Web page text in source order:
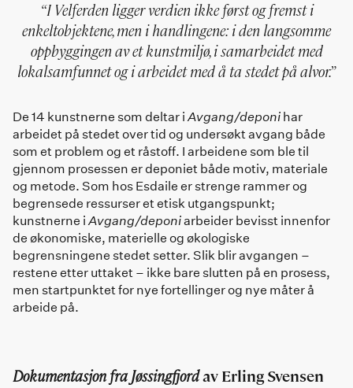
I Velferden ligger verdien ikke først og fremst i
enkeltobjektene, men i handlingene: i den langsomme
oppbyggingen av et kunstmiljø, i samarbeidet med
lokalsamfunnet og i arbeidet med å ta stedet på alvor.
De 14 kunstnerne som deltar iAvgang/deponihar
arbeidet på stedet over tid og undersøkt avgang både
som et problem og et råstoff. I arbeidene som ble til
gjennom prosessen er deponiet både motiv, materiale
og metode. Som hos Esdaile er strenge rammer og
begrensede ressurser et etisk utgangspunkt;
kunstnerne iAvgang/deponiarbeider bevisst innenfor
de økonomiske, materielle og økologiske
begrensningene stedet setter. Slik blir avgangen –
restene etter uttaket – ikke bare slutten på en prosess,
men startpunktet for nye fortellinger og nye måter å
arbeide på.
Dokumentasjon fra Jøssingfjordav Erling Svensen